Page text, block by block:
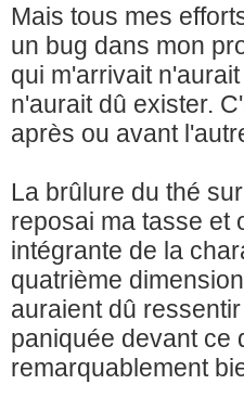
Mais tous mes
un bug dans mon
qui m'arrivait
n'aurait dû exister.
après ou avant
La brûlure du thé
reposai ma tasse et
intégrante de la
quatrième
auraient dû
paniquée devant ce
remarquablement